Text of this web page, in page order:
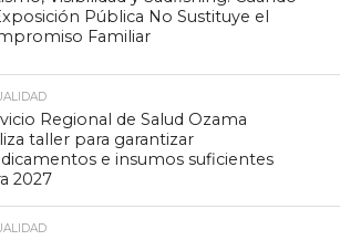
Pública No Sustituye el
Familiar
Regional de Salud Ozama
taller para garantizar
e insumos suficientes
2027